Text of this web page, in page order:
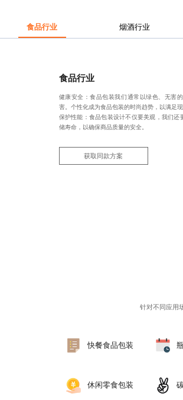
食品行业 烟酒行业
食品行业
健康安全：食品包装我们通常以绿色、无害
害。个性化成为食品包装的时尚趋势，以满足
保护性能： 食品包装设计不仅要美观，我们还
储寿命，以确保商品质量的安全。
获取同款方案
针对不同应用
快餐食品包装
休闲零食包装